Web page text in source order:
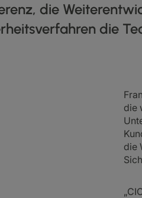
die
die
die
die